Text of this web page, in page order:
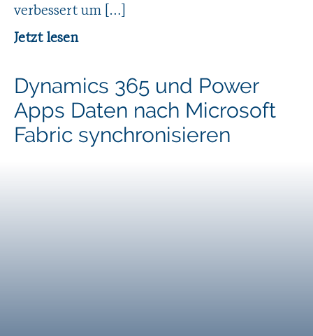
verbessert um […]
Jetzt lesen
Dynamics 365 und Power
Apps Daten nach Microsoft
Fabric synchronisieren